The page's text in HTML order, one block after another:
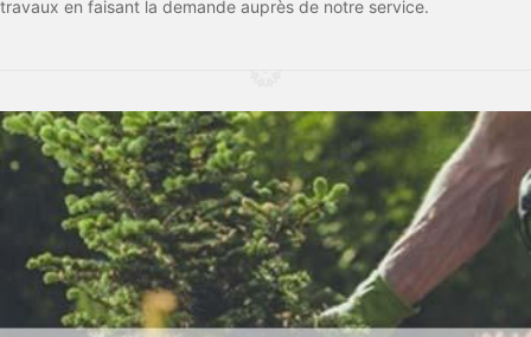
travaux en faisant la demande auprès de notre service.